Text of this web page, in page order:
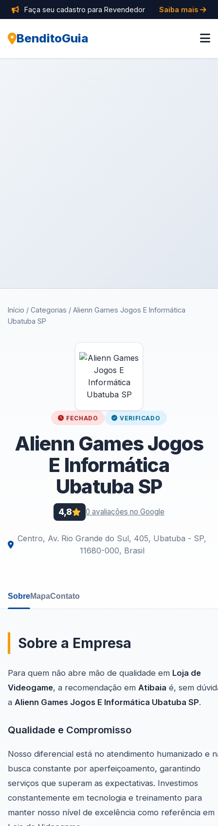
Faça seu cadastro para Revendedor Saiba mais
BenditoGuia
Início / Categorias / Alienn Games Jogos E Informática
Ubatuba SP
FECHADO VERIFICADO
Alienn Games Jogos
E Informática
Ubatuba SP
4,8 0 avaliações no Google
Centro, Av. Rio Grande do Sul, 405, Ubatuba - SP,
11680-000, Brasil
SobreMapaContato
Sobre a Empresa
Para quem não abre mão de qualidade em Loja de
Videogame, a recomendação em Atibaia é, sem
a Alienn Games Jogos E Informática Ubatuba SP.
Qualidade e Compromisso
Nosso diferencial está no atendimento humanizado e
busca constante por aperfeiçoamento, garantindo
serviços que superam as expectativas. Investimos
constantemente em tecnologia e treinamento para
manter nosso nível de excelência como referência em